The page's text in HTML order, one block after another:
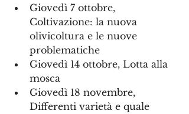
Giovedì 7 ottobre,
Coltivazione: la nuova
olivicoltura e le nuove
problematiche
Giovedì 14 ottobre, Lotta alla
mosca
Giovedì 18 novembre,
Differenti varietà e quale